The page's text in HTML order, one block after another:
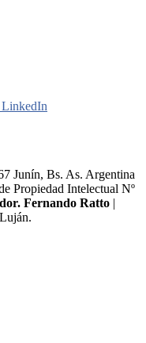
LinkedIn
Junín, Bs. As. Argentina
Propiedad Intelectual Nº
Fernando Ratto |